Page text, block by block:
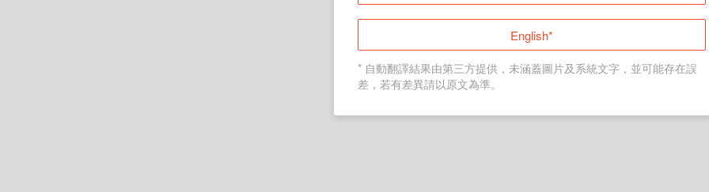
English*
* 自動翻譯結果由第三方提供，未涵蓋圖片及系統文字，並可能存在誤
差，若有差異請以原文為準。